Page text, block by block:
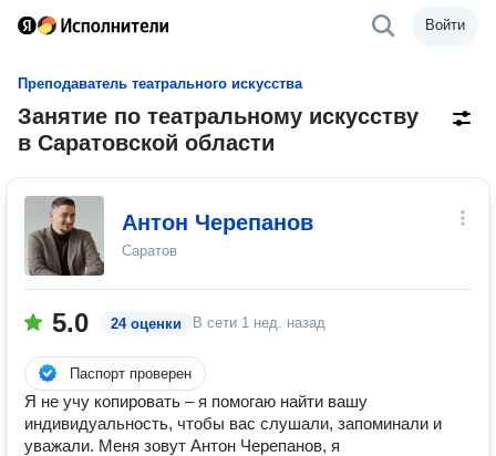
Войти
Преподаватель театрального искусства
Занятие по театральному искусству
в Саратовской области
Антон Черепанов
Саратов
5.0 24 оценки В сети 1 нед. назад
Паспорт проверен
Я не учу копировать – я помогаю найти вашу
индивидуальность, чтобы вас слушали, запоминали и
уважали. Меня зовут Антон Черепанов, я